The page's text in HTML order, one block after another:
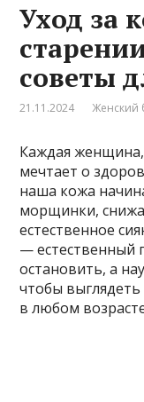
Уход за
советы
21.11.2024 Женский
Каждая женщина,
мечтает о
наша кожа
морщинки,
естественное
— естественный
остановить, а
чтобы
в любом